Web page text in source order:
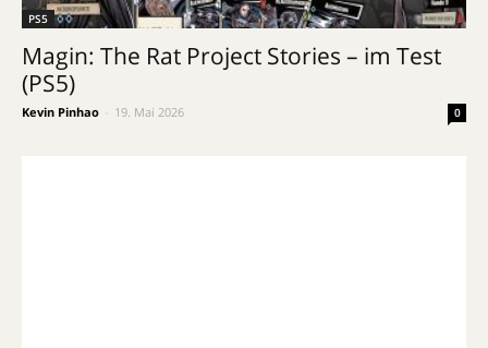
PS5
Magin: The Rat Project Stories – im Test
(PS5)
Kevin Pinhao 19. Mai 2026 0